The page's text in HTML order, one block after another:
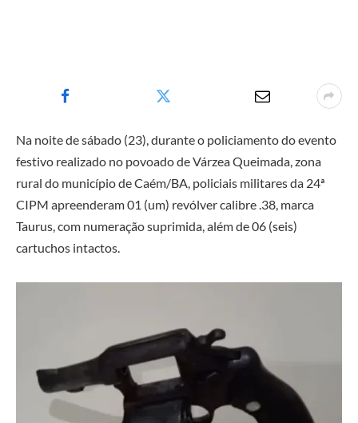
Na noite de sábado (23), durante o policiamento do evento
festivo realizado no povoado de Várzea Queimada, zona
rural do município de Caém/BA, policiais militares da 24ª
CIPM apreenderam 01 (um) revólver calibre .38, marca
Taurus, com numeração suprimida, além de 06 (seis)
cartuchos intactos.